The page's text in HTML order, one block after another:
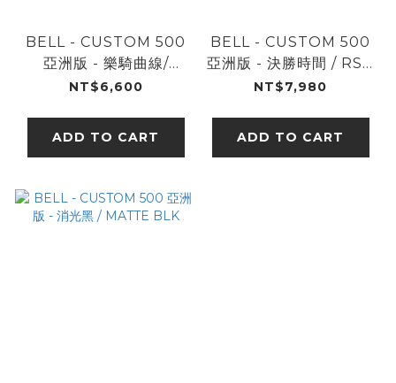
BELL - CUSTOM 500
亞洲版 - 樂騎曲線/
STRIPES
NT$6,600
ADD TO CART
BELL - CUSTOM 500
亞洲版 - 決勝時間 / RSD
WREAKERS
NT$7,980
ADD TO CART